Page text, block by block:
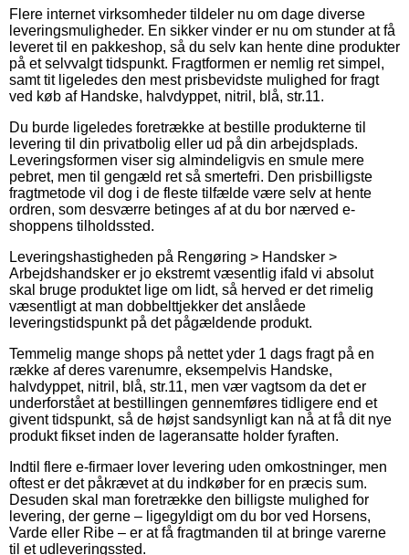
Flere internet virksomheder tildeler nu om dage diverse
leveringsmuligheder. En sikker vinder er nu om stunder at få
leveret til en pakkeshop, så du selv kan hente dine produkter
på et selvvalgt tidspunkt. Fragtformen er nemlig ret simpel,
samt tit ligeledes den mest prisbevidste mulighed for fragt
ved køb af Handske, halvdyppet, nitril, blå, str.11.
Du burde ligeledes foretrække at bestille produkterne til
levering til din privatbolig eller ud på din arbejdsplads.
Leveringsformen viser sig almindeligvis en smule mere
pebret, men til gengæld ret så smertefri. Den prisbilligste
fragtmetode vil dog i de fleste tilfælde være selv at hente
ordren, som desværre betinges af at du bor nærved e-
shoppens tilholdssted.
Leveringshastigheden på Rengøring > Handsker >
Arbejdshandsker er jo ekstremt væsentlig ifald vi absolut
skal bruge produktet lige om lidt, så herved er det rimelig
væsentligt at man dobbelttjekker det anslåede
leveringstidspunkt på det pågældende produkt.
Temmelig mange shops på nettet yder 1 dags fragt på en
række af deres varenumre, eksempelvis Handske,
halvdyppet, nitril, blå, str.11, men vær vagtsom da det er
underforstået at bestillingen gennemføres tidligere end et
givent tidspunkt, så de højst sandsynligt kan nå at få dit nye
produkt fikset inden de lageransatte holder fyraften.
Indtil flere e-firmaer lover levering uden omkostninger, men
oftest er det påkrævet at du indkøber for en præcis sum.
Desuden skal man foretrække den billigste mulighed for
levering, der gerne – ligegyldigt om du bor ved Horsens,
Varde eller Ribe – er at få fragtmanden til at bringe varerne
til et udleveringssted.